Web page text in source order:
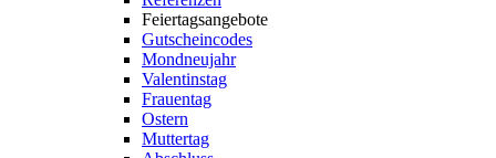
Feiertagsangebote
Gutscheincodes
Mondneujahr
Valentinstag
Frauentag
Ostern
Muttertag